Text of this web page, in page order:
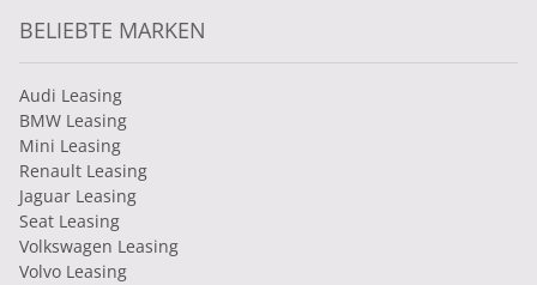
BELIEBTE MARKEN
Audi Leasing
BMW Leasing
Mini Leasing
Renault Leasing
Jaguar Leasing
Seat Leasing
Volkswagen Leasing
Volvo Leasing